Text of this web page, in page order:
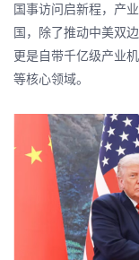
国事访问启新程，产
国，除了推动中美双
更是自带千亿级产业
等核心领域。